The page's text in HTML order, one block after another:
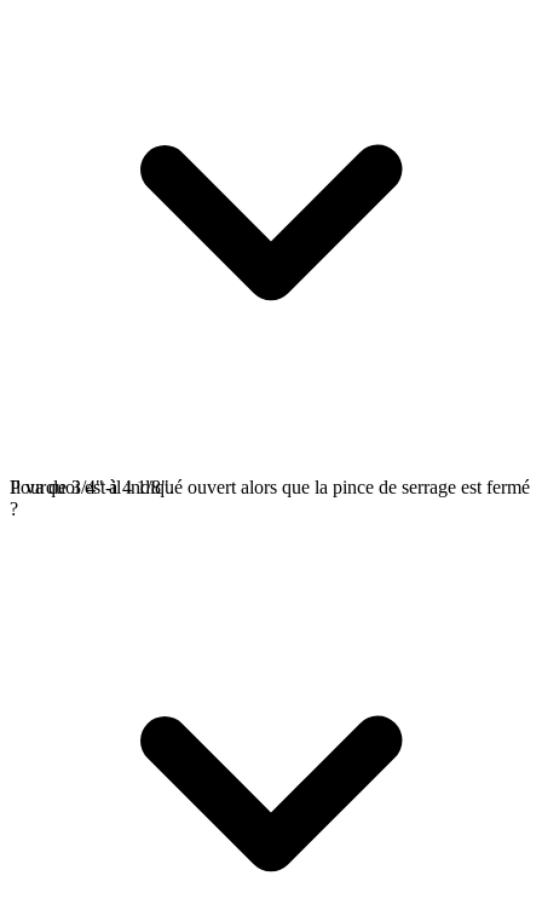
Il va de 3/4" à 4 1/8".
Pourquoi est-il indiqué ouvert alors que la pince de serrage est fermé
?